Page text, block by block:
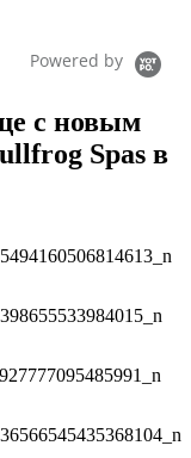
Powered by
с новым
Spas в